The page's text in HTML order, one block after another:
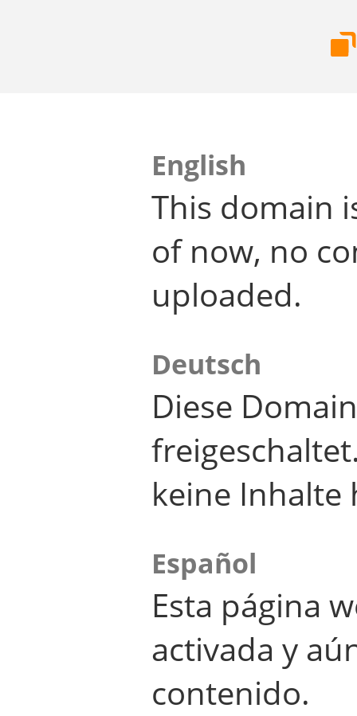
English
This domain
of now, no
uploaded.
Deutsch
Diese
keine Inhalte
Español
Esta página
activada y
contenido.